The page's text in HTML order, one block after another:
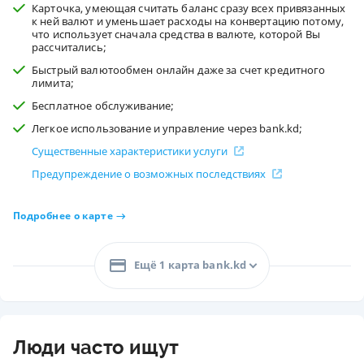
Карточка, умеющая считать баланс сразу всех привязанных
к ней валют и уменьшает расходы на конвертацию потому,
что использует сначала средства в валюте, которой Вы
рассчитались;
Быстрый валютообмен онлайн даже за счет кредитного
лимита;
Бесплатное обслуживание;
Легкое использование и управление через bank.kd;
Существенные характеристики услуги
Предупреждение о возможных последствиях
Подробнее о карте
Ещё 1 карта bank.kd
Люди часто ищут